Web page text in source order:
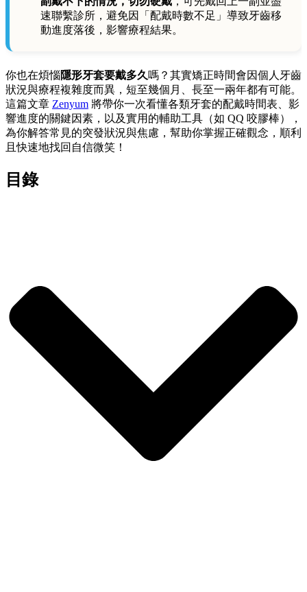
速聯繫診所，避免因「配戴時數不足」導致牙齒移
動進度落後，影響療程結果。
你也在煩惱隱形牙套要戴多久嗎？其實矯正時間會因個人牙齒
狀況與療程複雜度而異，短至幾個月、長至一兩年都有可能。
這篇文章 Zenyum 將帶你一次看懂各類牙套的配戴時間表、影
響進度的關鍵因素，以及實用的輔助工具（如 QQ 咬膠棒），
為你解答常見的突發狀況與焦慮，幫助你掌握正確觀念，順利
且快速地找回自信微笑！
目錄